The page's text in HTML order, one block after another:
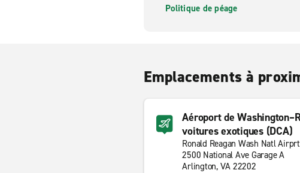
Politique de péage
Emplacements à
Aéroport de
voitures exotiques (DCA)
Ronald Reagan Wash Natl Airprt
2500 National Ave Garage A
Arlington, VA 22202